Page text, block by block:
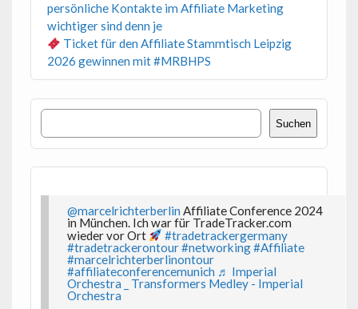
persönliche Kontakte im Affiliate Marketing
wichtiger sind denn je
Ticket für den Affiliate Stammtisch Leipzig
2026 gewinnen mit #MRBHPS
Suchen
Suchen
@marcelrichterberlin Affiliate Conference 2024
in München. Ich war für TradeTracker.com
wieder vor Ort
#tradetrackergermany
#tradetrackerontour#networking#Affiliate
#marcelrichterberlinontour
#affiliateconferencemunich ♬ Imperial
Orchestra _ Transformers Medley - Imperial
Orchestra